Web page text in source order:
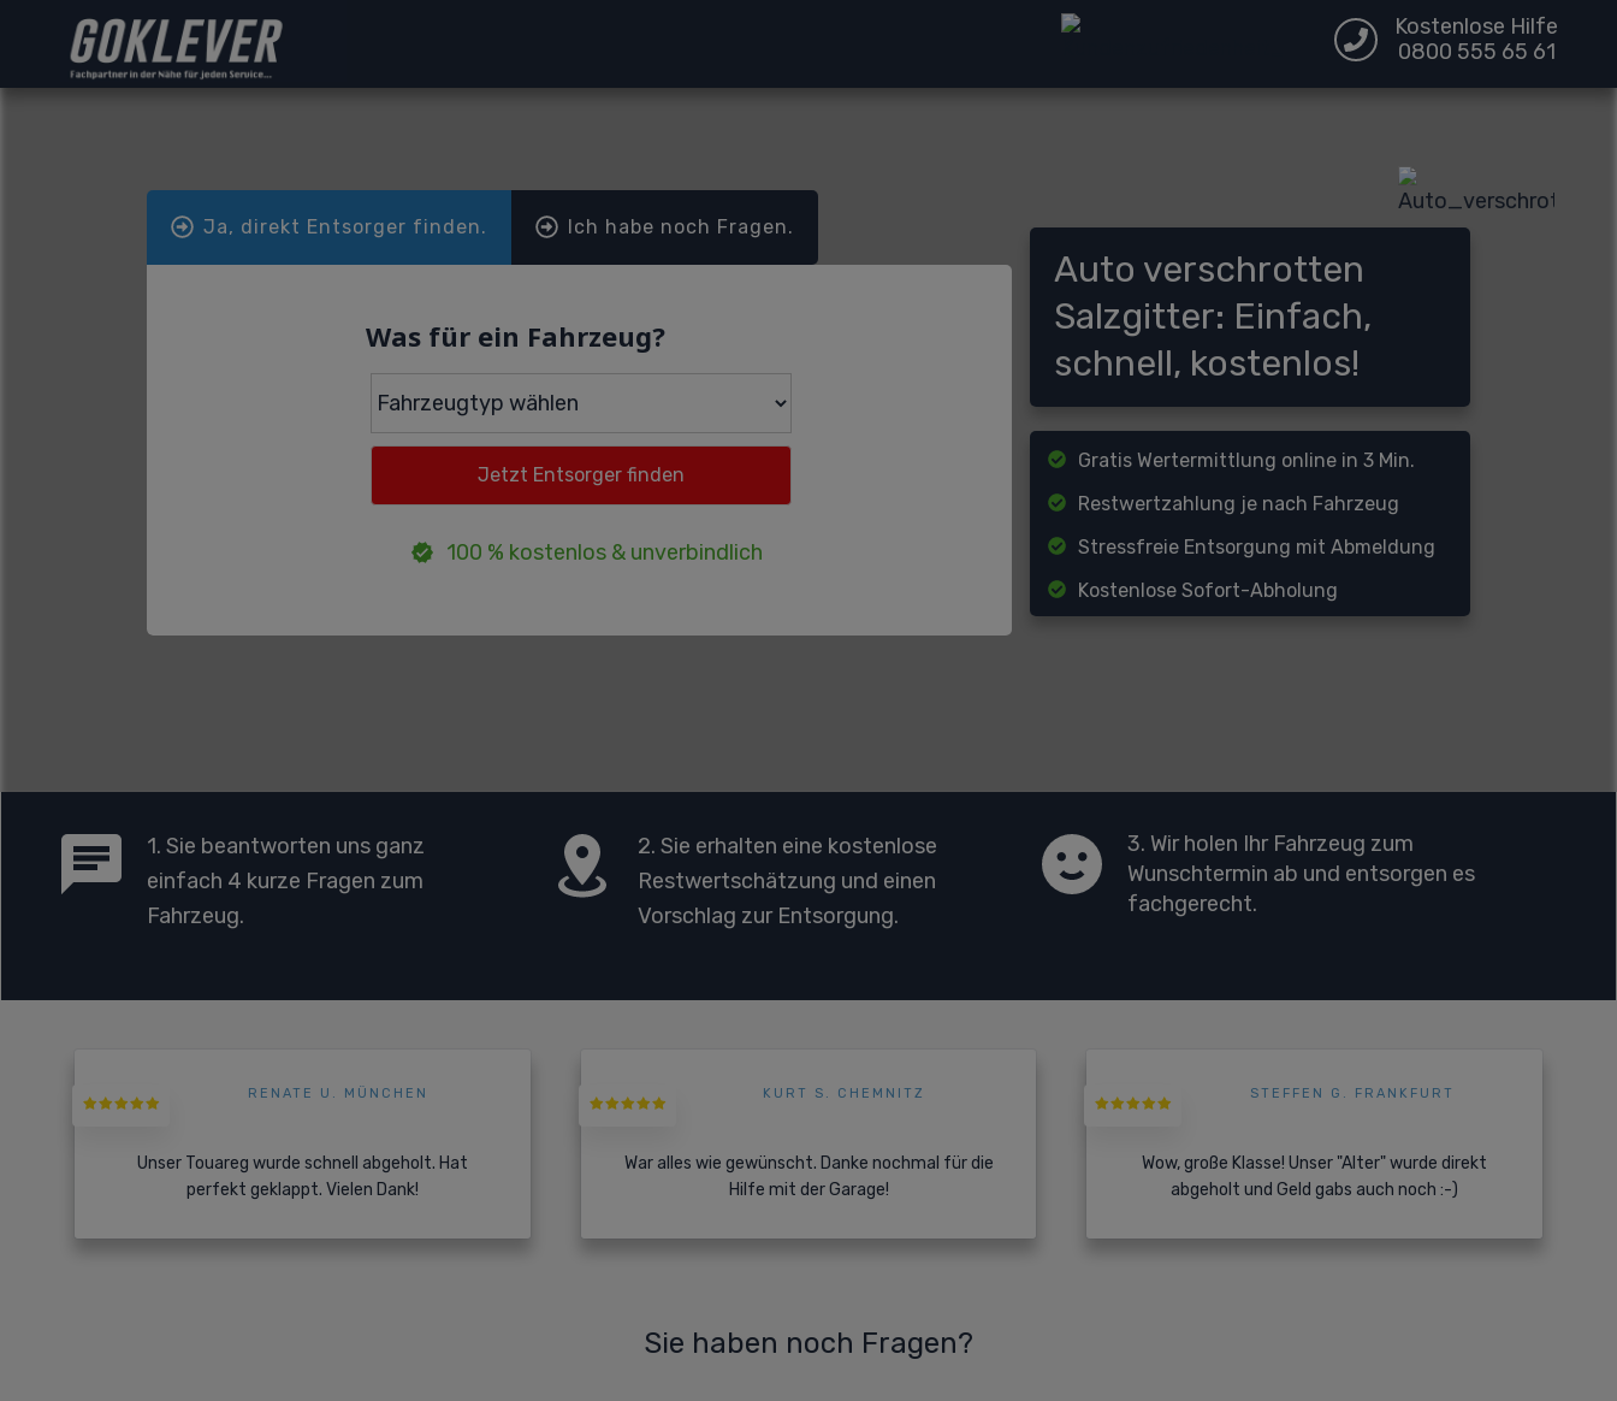
Kostenlose Hilfe
0800 555 65 61
Ja, direkt Entsorger finden. Ich habe noch Fragen.
Was für ein Fahrzeug?
100 % kostenlos & unverbindlich
Auto verschrotten
Salzgitter: Einfach,
schnell, kostenlos!
Gratis Wertermittlung online in 3 Min.
Restwertzahlung je nach Fahrzeug
Stressfreie Entsorgung mit Abmeldung
Kostenlose Sofort-Abholung
1. Sie beantworten uns ganz
einfach 4 kurze Fragen zum
Fahrzeug.
2. Sie erhalten eine kostenlose
Restwertschätzung und einen
Vorschlag zur Entsorgung.
3. Wir holen Ihr Fahrzeug zum
Wunschtermin ab und entsorgen es
fachgerecht.
RENATE U. MÜNCHEN
Unser Touareg wurde schnell abgeholt. Hat
perfekt geklappt. Vielen Dank!
KURT S. CHEMNITZ
War alles wie gewünscht. Danke nochmal für die
Hilfe mit der Garage!
STEFFEN G. FRANKFURT
Wow, große Klasse! Unser "Alter" wurde direkt
abgeholt und Geld gabs auch noch :-)
Sie haben noch Fragen?